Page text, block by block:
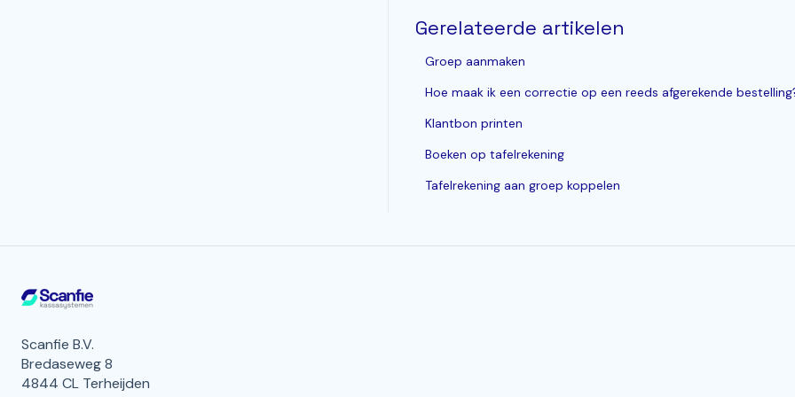
Gerelateerde artikelen
Groep aanmaken
Hoe maak ik een correctie op een reeds afgerekende
Klantbon printen
Boeken op tafelrekening
Tafelrekening aan groep koppelen
Scanfie B.V.
Bredaseweg 8
4844 CL Terheijden